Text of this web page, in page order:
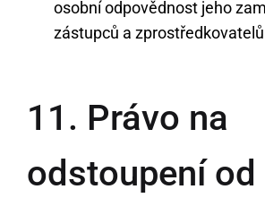
osobní odpovědnost jeho
zástupců a
11. Právo na
odstoupení od